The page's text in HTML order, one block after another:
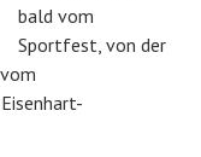
bald vom
Sportfest, von der